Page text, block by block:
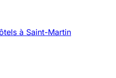
à Saint-Martin